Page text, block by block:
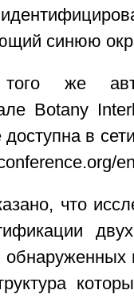
синюю
того же
Botany
в
что